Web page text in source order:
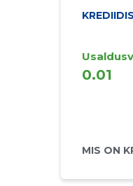
0.01
MIS ON